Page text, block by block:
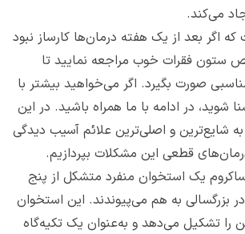
می‌کند.
اگر بعد از یک هفته درمان‌ها کارساز نبود
فقرات خوب مراجعه نمایید تا
صورت بگیرد. اگر می‌خواهید بیشتر با
شوید، در ادامه با ما همراه باشید. در این
شایع‌ترین و اصلی‌ترین علائم آسیب دیدگی
قطعی این مشکلات بپردازیم.
یک استخوان منفرد متشکل از پنج
بزرگسالی به هم می‌پیوندند. این استخوان
را تشکیل می‌دهد و به‌عنوان یک تکیه‌گاه